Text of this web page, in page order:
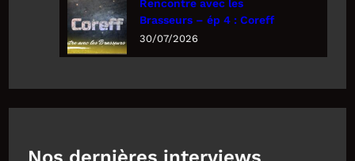
Rencontre avec les
Brasseurs – ép 4 : Coreff
30/07/2026